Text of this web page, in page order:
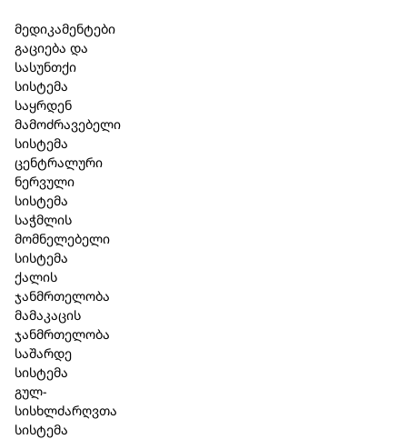
მედიკამენტები
გაციება და
სასუნთქი
სისტემა
საყრდენ
მამოძრავებელი
სისტემა
ცენტრალური
ნერვული
სისტემა
საჭმლის
მომნელებელი
სისტემა
ქალის
ჯანმრთელობა
მამაკაცის
ჯანმრთელობა
საშარდე
სისტემა
გულ-
სისხლძარღვთა
სისტემა